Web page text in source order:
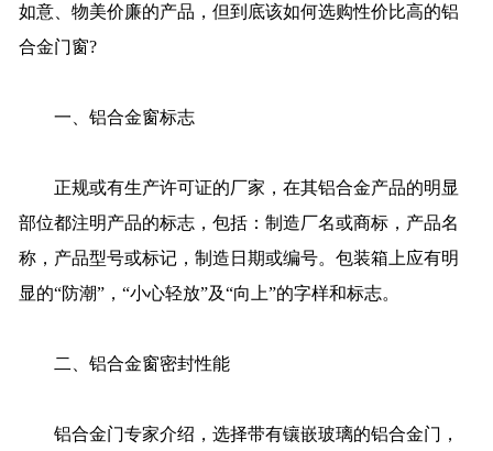
如意、物美价廉的产品，但到底该如何选购性价比高的铝
合金门窗?
一、铝合金窗标志
正规或有生产许可证的厂家，在其铝合金产品的明显
部位都注明产品的标志，包括：制造厂名或商标，产品名
称，产品型号或标记，制造日期或编号。包装箱上应有明
显的“防潮”，“小心轻放”及“向上”的字样和标志。
二、铝合金窗密封性能
铝合金门专家介绍，选择带有镶嵌玻璃的铝合金门，